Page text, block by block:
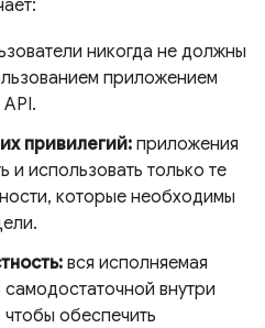
никогда не должны
приложением
привилегий: приложения
и использовать только те
которые необходимы
вся исполняемая
внутри
обеспечить